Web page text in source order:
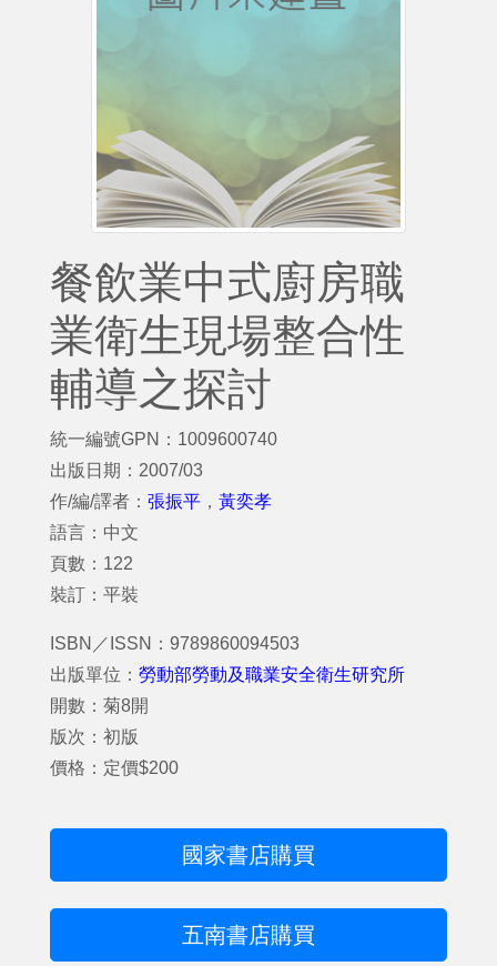
餐飲業中式廚房職
業衛生現場整合性
輔導之探討
統一編號GPN：1009600740
出版日期：2007/03
作/編/譯者： 張振平 ， 黃奕孝
語言：中文
頁數：122
裝訂：平裝
ISBN／ISSN：9789860094503
出版單位： 勞動部勞動及職業安全衛生研究所
開數：菊8開
版次：初版
價格：定價$200
國家書店購買
五南書店購買